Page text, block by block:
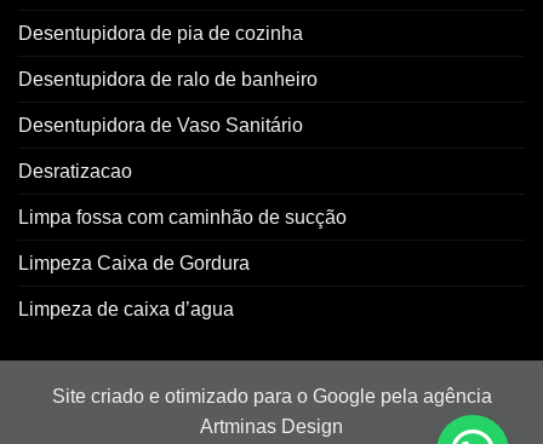
Desentupidora de pia de cozinha
Desentupidora de ralo de banheiro
Desentupidora de Vaso Sanitário
Desratizacao
Limpa fossa com caminhão de sucção
Limpeza Caixa de Gordura
Limpeza de caixa d’agua
Site criado e otimizado para o Google pela agência
Artminas Design